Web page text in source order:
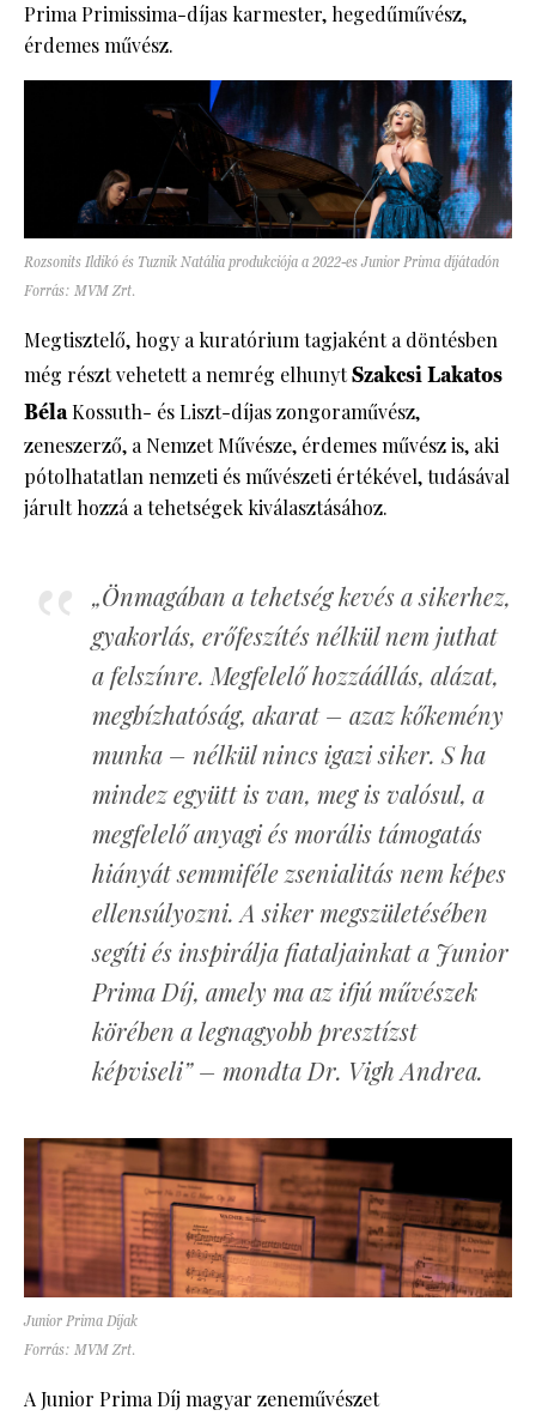
Prima Primissima-díjas karmester, hegedűművész,
érdemes művész.
Rozsonits Ildikó és Tuznik Natália produkciója a 2022-es Junior Prima díjátadón
Forrás: MVM Zrt.
Megtisztelő, hogy a kuratórium tagjaként a döntésben
még részt vehetett a nemrég elhunytSzakcsi Lakatos
BélaKossuth- és Liszt-díjas zongoraművész,
zeneszerző, a Nemzet Művésze, érdemes művész is, aki
pótolhatatlan nemzeti és művészeti értékével, tudásával
járult hozzá a tehetségek kiválasztásához.
„Önmagában a tehetség kevés a sikerhez,
gyakorlás, erőfeszítés nélkül nem juthat
a felszínre. Megfelelő hozzáállás, alázat,
megbízhatóság, akarat – azaz kőkemény
munka – nélkül nincs igazi siker. S ha
mindez együtt is van, meg is valósul, a
megfelelő anyagi és morális támogatás
hiányát semmiféle zsenialitás nem képes
ellensúlyozni. A siker megszületésében
segíti és inspirálja fiataljainkat a Junior
Prima Díj, amely ma az ifjú művészek
körében a legnagyobb presztízst
képviseli” – mondta Dr. Vigh Andrea.
Junior Prima Díjak
Forrás: MVM Zrt.
A Junior Prima Díj magyar zeneművészet